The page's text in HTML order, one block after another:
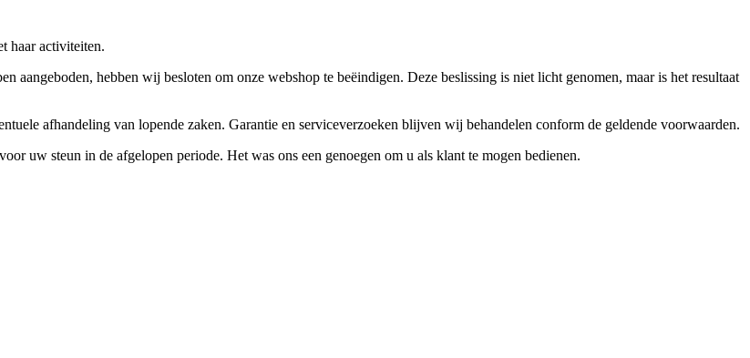
haar activiteiten.
aangeboden, hebben wij besloten om onze webshop te beëindigen. Deze beslissing is niet licht genomen, maar is het resultaat
afhandeling van lopende zaken. Garantie en serviceverzoeken blijven wij behandelen conform de geldende voorwaarden.
uw steun in de afgelopen periode. Het was ons een genoegen om u als klant te mogen bedienen.